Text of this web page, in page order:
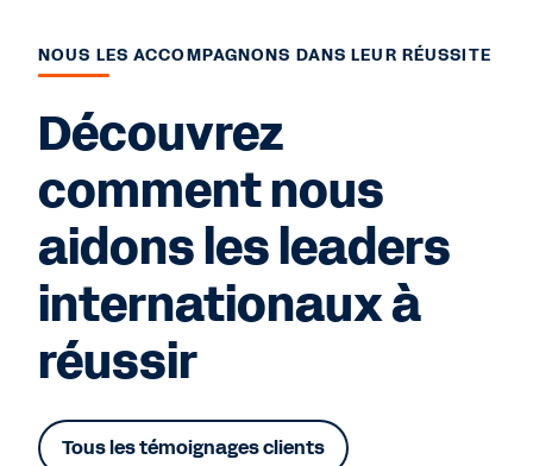
NOUS LES ACCOMPAGNONS DANS LEUR RÉUSSITE
Découvrez
comment nous
aidons les leaders
internationaux à
réussir
Tous les témoignages clients